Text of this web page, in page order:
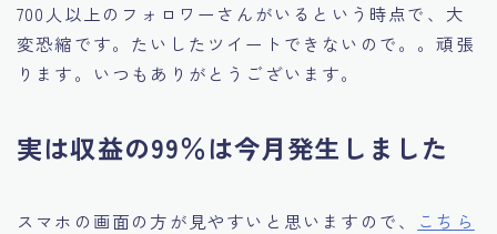
700人以上のフォロワーさんがいるという時点で、大
変恐縮です。たいしたツイートできないので。。頑張
ります。いつもありがとうございます。
実は収益の99％は今月発生しました
スマホの画面の方が見やすいと思いますので、
こちら